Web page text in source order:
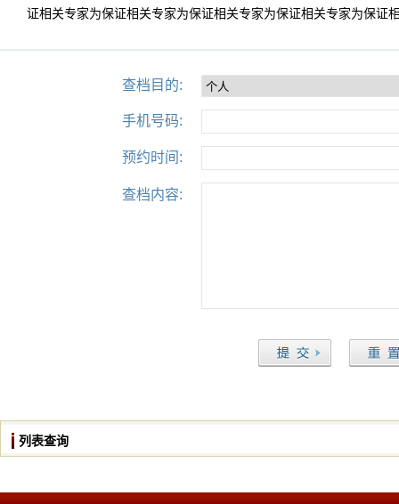
证相关专家为保证相关专家为保证相关专家为保证相关专家为保证
查档目的:
手机号码:
预约时间:
查档内容:
列表查询